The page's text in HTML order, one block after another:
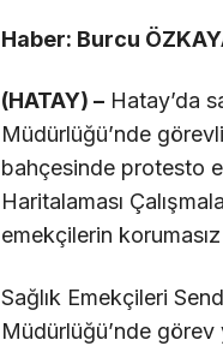
Haber: Burcu
(HATAY) – Hatay’da
Müdürlüğü’nde
bahçesinde protesto
Haritalaması
emekçilerin korumasız
Sağlık Emekçileri
Müdürlüğü’nde görev